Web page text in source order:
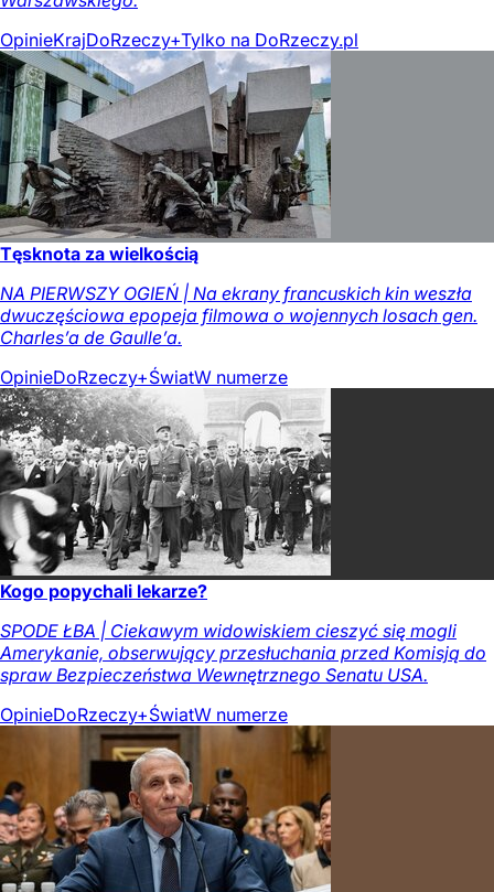
OpinieKrajDoRzeczy+Tylko na DoRzeczy.pl
Tęsknota za wielkością
NA PIERWSZY OGIEŃ | Na ekrany francuskich kin weszła
dwuczęściowa epopeja filmowa o wojennych losach gen.
Charles’a de Gaulle’a.
OpinieDoRzeczy+ŚwiatW numerze
Kogo popychali lekarze?
SPODE ŁBA | Ciekawym widowiskiem cieszyć się mogli
Amerykanie, obserwujący przesłuchania przed Komisją do
spraw Bezpieczeństwa Wewnętrznego Senatu USA.
OpinieDoRzeczy+ŚwiatW numerze